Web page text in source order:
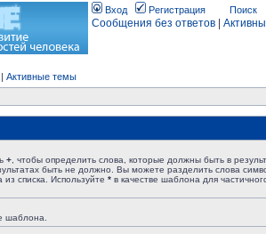
Вход Регистрация Поиск
Сообщения без ответов
| Активные темы
+ , чтобы определить слова, которые должны быть в
быть не должно. Вы можете разделить слова
списка. Используйте * в качестве шаблона для
шаблона.